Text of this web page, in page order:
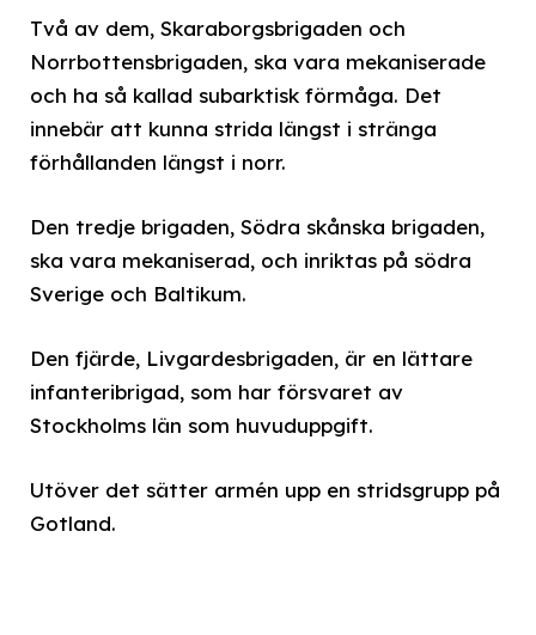
Två av dem, Skaraborgsbrigaden och
Norrbottensbrigaden, ska vara mekaniserade
och ha så kallad subarktisk förmåga. Det
innebär att kunna strida längst i stränga
förhållanden längst i norr.
Den tredje brigaden, Södra skånska brigaden,
ska vara mekaniserad, och inriktas på södra
Sverige och Baltikum.
Den fjärde, Livgardesbrigaden, är en lättare
infanteribrigad, som har försvaret av
Stockholms län som huvuduppgift.
Utöver det sätter armén upp en stridsgrupp på
Gotland.